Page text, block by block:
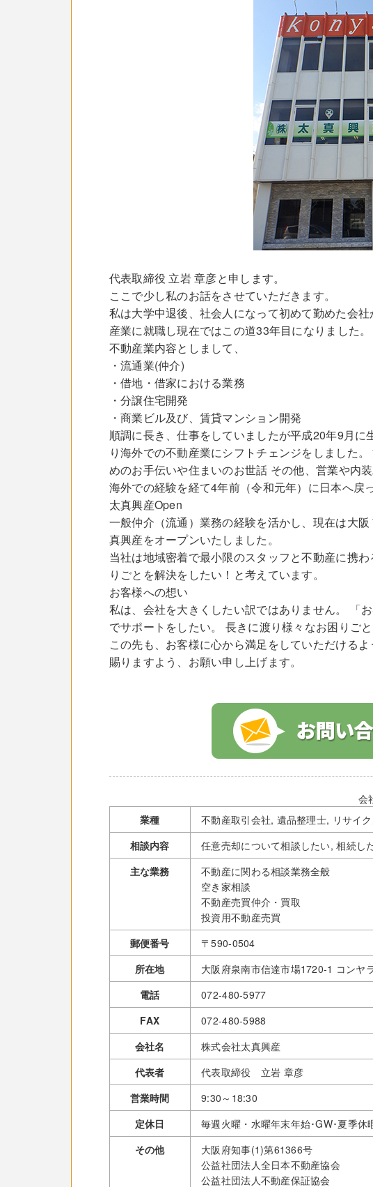
代表取締役 立岩 章彦と申します。
ここで少し私のお話をさせていただきます。
私は大学中退後、社会人になって初めて勤めた会
産業に就職し現在ではこの道33年目になりました。
不動産業内容としまして、
・流通業(仲介)
・借地・借家における業務
・分譲住宅開発
・商業ビル及び、賃貸マンション開発
順調に長き、仕事をしていましたが平成20年9月
り海外での不動産業にシフトチェンジをしました
めのお手伝いや住まいのお世話 その他、営業や内
海外での経験を経て4年前（令和元年）に日本へ戻
太真興産Open
一般仲介（流通）業務の経験を活かし、現在は大
真興産をオープンいたしました。
当社は地域密着で最小限のスタッフと不動産に携
りごとを解決をしたい！と考えています。
お客様への想い
私は、会社を大きくしたい訳ではありません。 「
でサポートをしたい。 長きに渡り様々なお困りご
この先も、お客様に心から満足をしていただける
賜りますよう、お願い申し上げます。
会
業種
不動産取引会社, 遺品整理士, リサイ
相談内容
任意売却について相談したい, 相続し
主な業務
不動産に関わる相談業務全般
空き家相談
不動産売買仲介・買取
投資用不動産売買
郵便番号
〒590-0504
所在地
大阪府泉南市信達市場1720-1 コンヤ
電話
072-480-5977
FAX
072-480-5988
会社名
株式会社太真興産
代表者
代表取締役 立岩 章彦
営業時間
9:30～18:30
定休日
毎週火曜・水曜年末年始･GW･夏季休
その他
大阪府知事(1)第61366号
公益社団法人全日本不動産協会
公益社団法人不動産保証協会